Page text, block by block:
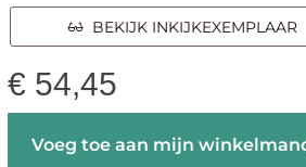
BEKIJK INKIJKEXEMPLAAR
€ 54,45
Voeg toe aan mijn